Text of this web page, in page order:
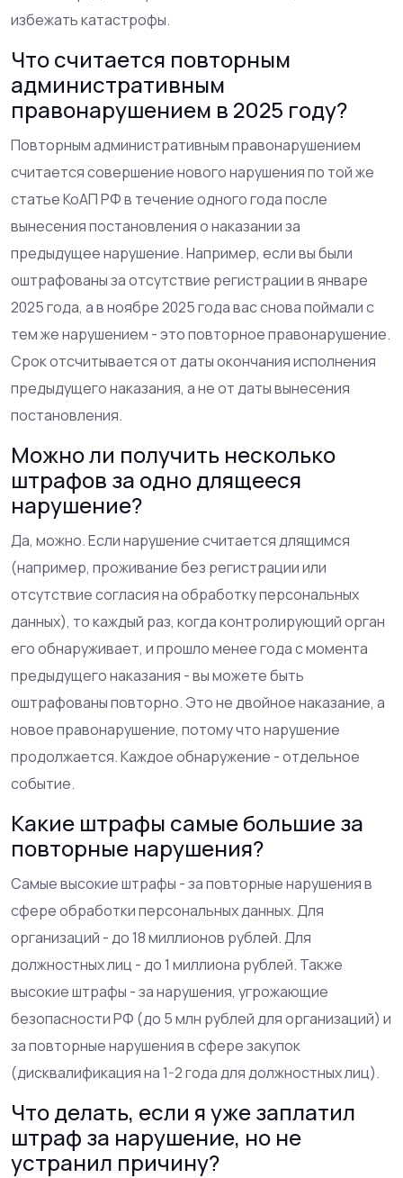
избежать катастрофы.
Что считается повторным
административным
правонарушением в 2025 году?
Повторным административным правонарушением
считается совершение нового нарушения по той же
статье КоАП РФ в течение одного года после
вынесения постановления о наказании за
предыдущее нарушение. Например, если вы были
оштрафованы за отсутствие регистрации в январе
2025 года, а в ноябре 2025 года вас снова поймали с
тем же нарушением - это повторное правонарушение.
Срок отсчитывается от даты окончания исполнения
предыдущего наказания, а не от даты вынесения
постановления.
Можно ли получить несколько
штрафов за одно длящееся
нарушение?
Да, можно. Если нарушение считается длящимся
(например, проживание без регистрации или
отсутствие согласия на обработку персональных
данных), то каждый раз, когда контролирующий орган
его обнаруживает, и прошло менее года с момента
предыдущего наказания - вы можете быть
оштрафованы повторно. Это не двойное наказание, а
новое правонарушение, потому что нарушение
продолжается. Каждое обнаружение - отдельное
событие.
Какие штрафы самые большие за
повторные нарушения?
Самые высокие штрафы - за повторные нарушения в
сфере обработки персональных данных. Для
организаций - до 18 миллионов рублей. Для
должностных лиц - до 1 миллиона рублей. Также
высокие штрафы - за нарушения, угрожающие
безопасности РФ (до 5 млн рублей для организаций) и
за повторные нарушения в сфере закупок
(дисквалификация на 1-2 года для должностных лиц).
Что делать, если я уже заплатил
штраф за нарушение, но не
устранил причину?